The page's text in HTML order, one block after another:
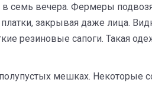
семь вечера. Фермеры
закрывая даже лица.
резиновые сапоги. Такая
мешках. Некоторые